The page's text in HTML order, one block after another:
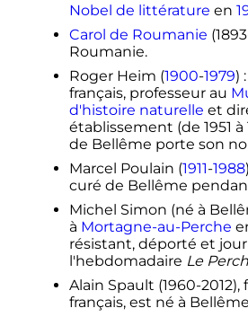
Nobel de littérature en
Carol de Roumanie
Roumanie.
Roger Heim (1900-1979)
français, professeur au
d'histoire naturelle et
établissement (de 1951 à
de Bellême porte son
Marcel Poulain (1911-1988)
curé de Bellême
Michel Simon (né à
à Mortagne-au-Perche
résistant, déporté et
l'hebdomadaire Le
Alain Spault (1960-
français, est né à